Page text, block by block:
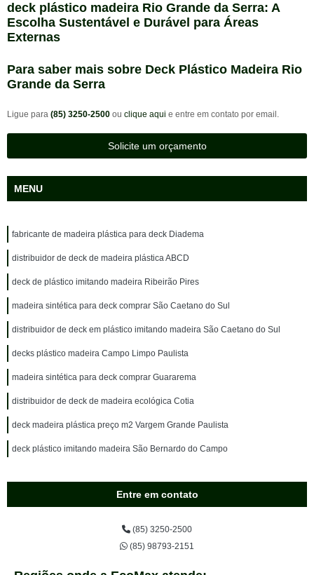
deck plástico madeira Rio Grande da Serra: A
Escolha Sustentável e Durável para Áreas
Externas
Para saber mais sobre Deck Plástico Madeira Rio
Grande da Serra
Ligue para (85) 3250-2500 ou clique aqui e entre em contato por email.
Solicite um orçamento
MENU
fabricante de madeira plástica para deck Diadema
distribuidor de deck de madeira plástica ABCD
deck de plástico imitando madeira Ribeirão Pires
madeira sintética para deck comprar São Caetano do Sul
distribuidor de deck em plástico imitando madeira São Caetano do Sul
decks plástico madeira Campo Limpo Paulista
madeira sintética para deck comprar Guararema
distribuidor de deck de madeira ecológica Cotia
deck madeira plástica preço m2 Vargem Grande Paulista
deck plástico imitando madeira São Bernardo do Campo
Entre em contato
(85) 3250-2500
(85) 98793-2151